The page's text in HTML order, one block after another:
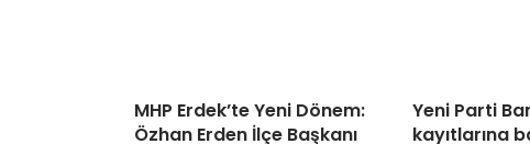
MHP Erdek’te Yeni Dönem:
Özhan Erden İlçe Başkanı
Yeni Parti
kayıtlarına